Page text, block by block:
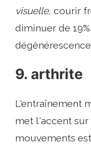
visuelle, courir
diminuer de
9. arthrite
L'entraînement
met l'accent
mouvements